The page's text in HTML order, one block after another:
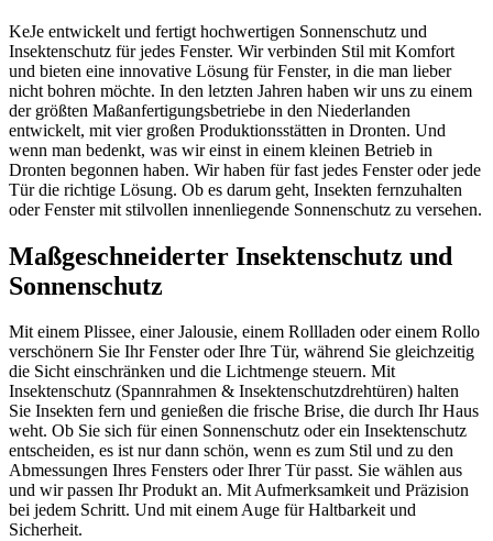
KeJe entwickelt und fertigt hochwertigen Sonnenschutz und
Insektenschutz für jedes Fenster. Wir verbinden Stil mit Komfort
und bieten eine innovative Lösung für Fenster, in die man lieber
nicht bohren möchte. In den letzten Jahren haben wir uns zu einem
der größten Maßanfertigungsbetriebe in den Niederlanden
entwickelt, mit vier großen Produktionsstätten in Dronten. Und
wenn man bedenkt, was wir einst in einem kleinen Betrieb in
Dronten begonnen haben. Wir haben für fast jedes Fenster oder jede
Tür die richtige Lösung. Ob es darum geht, Insekten fernzuhalten
oder Fenster mit stilvollen innenliegende Sonnenschutz zu versehen.
Maßgeschneiderter Insektenschutz und
Sonnenschutz
Mit einem Plissee, einer Jalousie, einem Rollladen oder einem Rollo
verschönern Sie Ihr Fenster oder Ihre Tür, während Sie gleichzeitig
die Sicht einschränken und die Lichtmenge steuern. Mit
Insektenschutz (Spannrahmen & Insektenschutzdrehtüren) halten
Sie Insekten fern und genießen die frische Brise, die durch Ihr Haus
weht. Ob Sie sich für einen Sonnenschutz oder ein Insektenschutz
entscheiden, es ist nur dann schön, wenn es zum Stil und zu den
Abmessungen Ihres Fensters oder Ihrer Tür passt. Sie wählen aus
und wir passen Ihr Produkt an. Mit Aufmerksamkeit und Präzision
bei jedem Schritt. Und mit einem Auge für Haltbarkeit und
Sicherheit.